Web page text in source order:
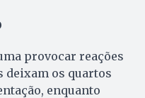
provocar reações
deixam os quartos
enquanto